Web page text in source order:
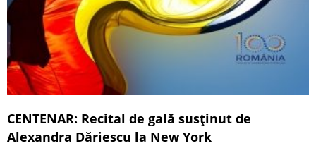
CENTENAR: Recital de gală susținut de
Alexandra Dăriescu la New York